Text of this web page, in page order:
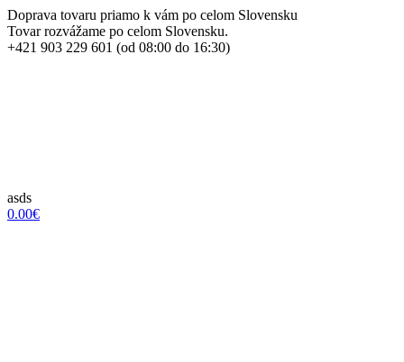
Doprava tovaru priamo k vám po celom Slovensku
Tovar rozvážame po celom Slovensku.
+421 903 229 601 (od 08:00 do 16:30)
asds
0.00€